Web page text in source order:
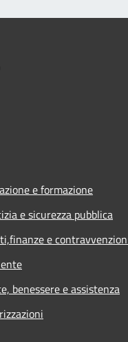
e formazione
e sicurezza pubblica
e
benessere e assistenza